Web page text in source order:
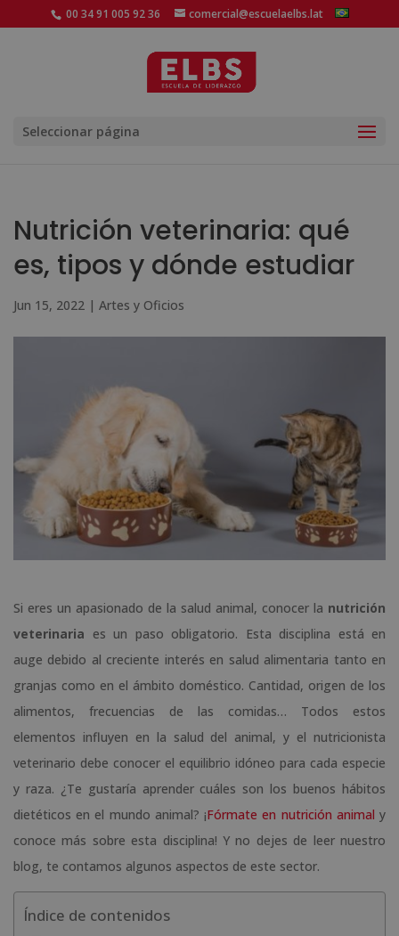
00 34 91 005 92 36 comercial@escuelaelbs.lat
Seleccionar página
Nutrición veterinaria: qué
es, tipos y dónde estudiar
Jun 15, 2022 | Artes y Oficios
Si eres un apasionado de la salud animal, conocer la nutrición
veterinaria es un paso obligatorio. Esta disciplina está en
auge debido al creciente interés en salud alimentaria tanto en
granjas como en el ámbito doméstico. Cantidad, origen de los
alimentos, frecuencias de las comidas… Todos estos
elementos influyen en la salud del animal, y el nutricionista
veterinario debe conocer el equilibrio idóneo para cada especie
y raza. ¿Te gustaría aprender cuáles son los buenos hábitos
dietéticos en el mundo animal? ¡Fórmate en nutrición animal y
conoce más sobre esta disciplina! Y no dejes de leer nuestro
blog, te contamos algunos aspectos de este sector.
Índice de contenidos